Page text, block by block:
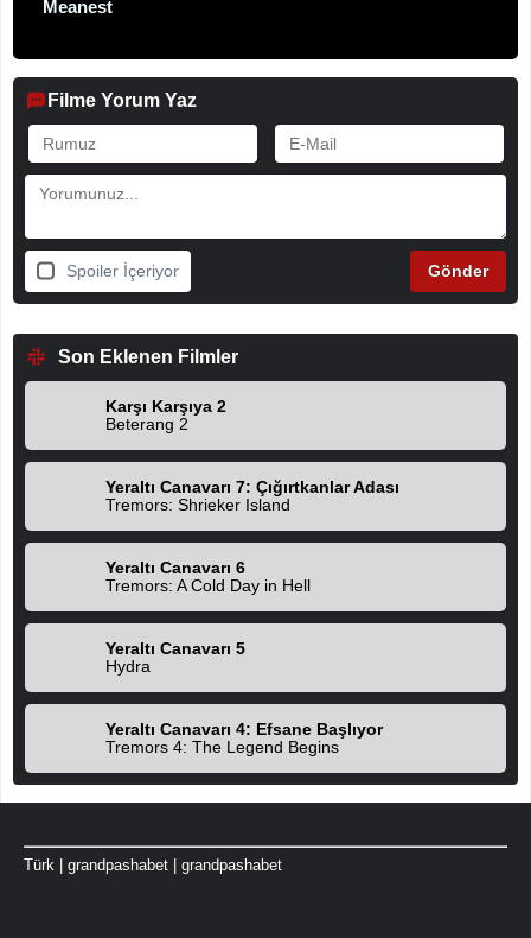
Meanest
Filme Yorum Yaz
Spoiler İçeriyor
Son Eklenen Filmler
Karşı Karşıya 2
Beterang 2
Yeraltı Canavarı 7: Çığırtkanlar Adası
Tremors: Shrieker Island
Yeraltı Canavarı 6
Tremors: A Cold Day in Hell
Yeraltı Canavarı 5
Hydra
Yeraltı Canavarı 4: Efsane Başlıyor
Tremors 4: The Legend Begins
Türk | grandpashabet | grandpashabet